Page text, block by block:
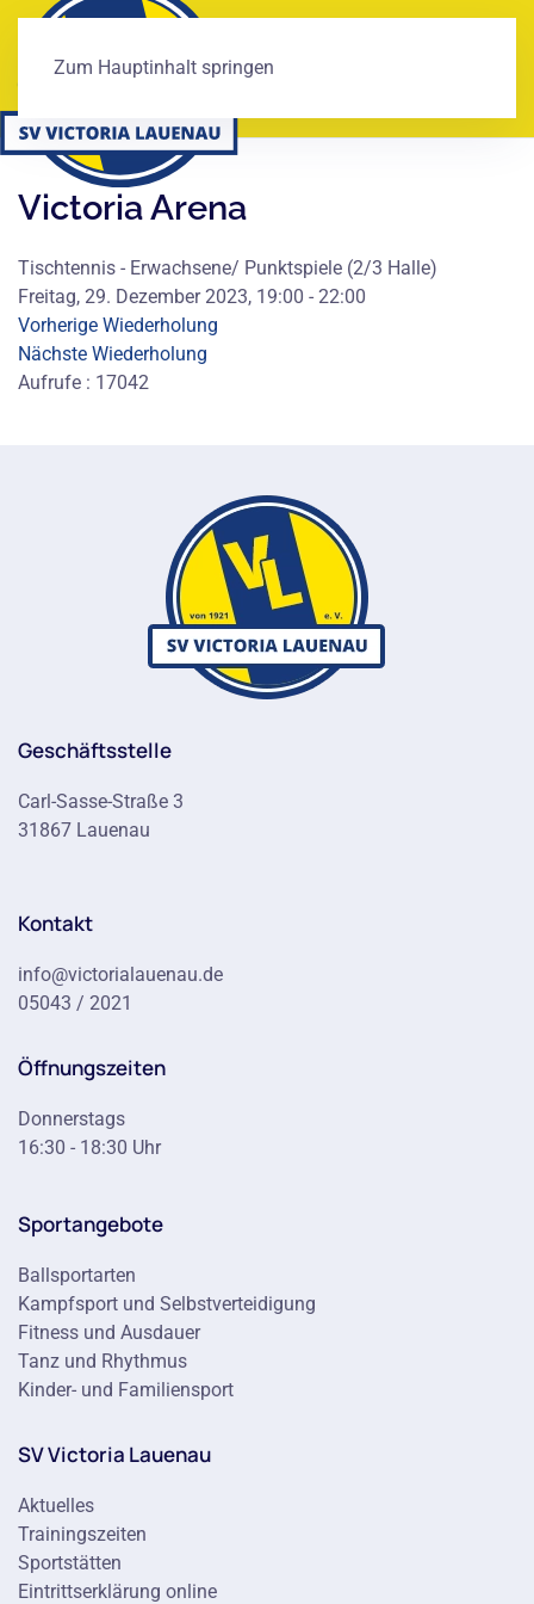
Zum Hauptinhalt springen
Victoria Arena
Tischtennis - Erwachsene/ Punktspiele (2/3 Halle)
Freitag, 29. Dezember 2023, 19:00 - 22:00
Vorherige Wiederholung
Nächste Wiederholung
Aufrufe : 17042
Geschäftsstelle
Carl-Sasse-Straße 3
31867 Lauenau
Kontakt
info@victorialauenau.de
05043 / 2021
Öffnungszeiten
Donnerstags
16:30 - 18:30 Uhr
Sportangebote
Ballsportarten
Kampfsport und Selbstverteidigung
Fitness und Ausdauer
Tanz und Rhythmus
Kinder- und Familiensport
SV Victoria Lauenau
Aktuelles
Trainingszeiten
Sportstätten
Eintrittserklärung online